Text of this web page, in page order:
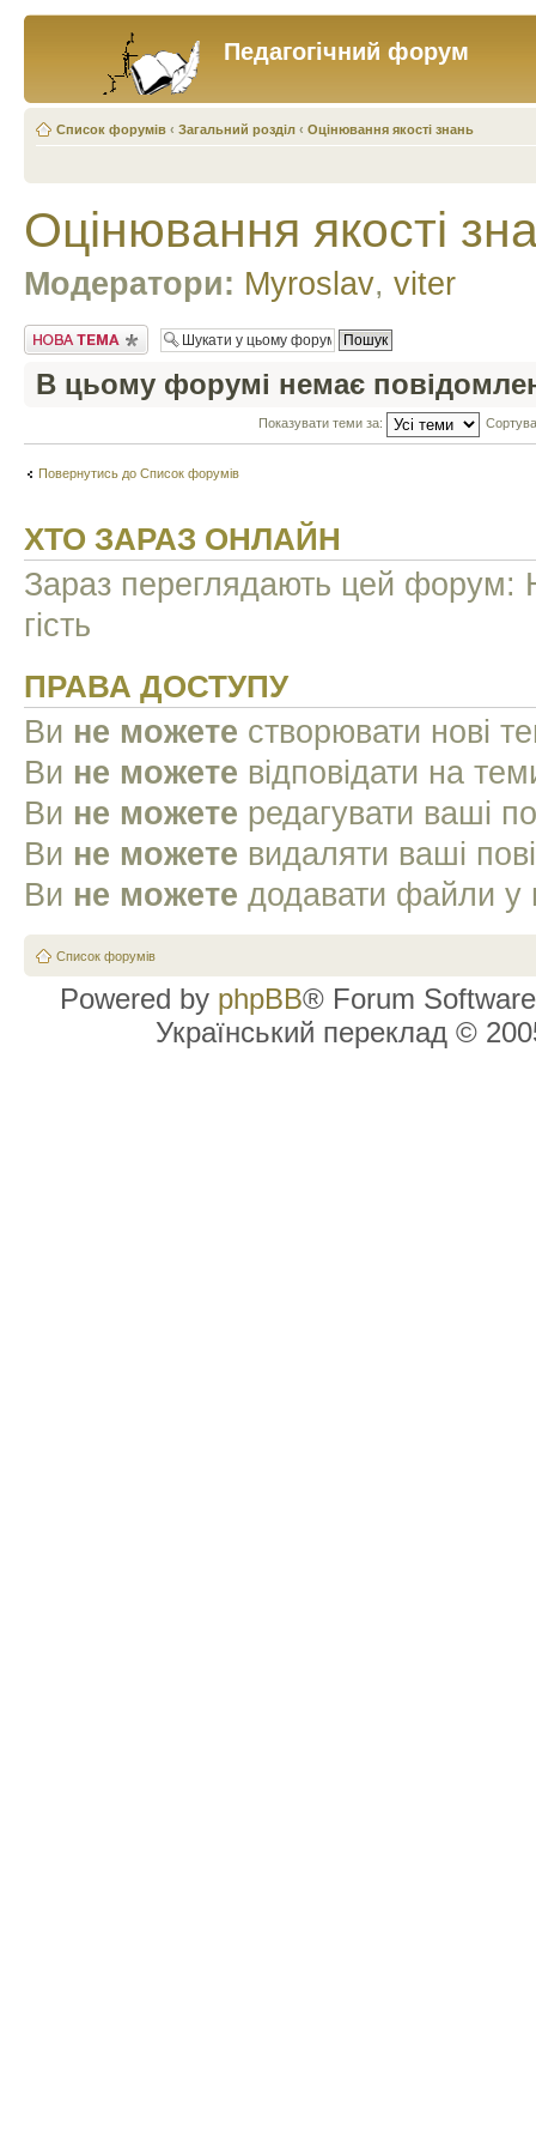
Педагогічний форум
Список форумів ‹ Загальний розділ ‹ Оцінювання якості знань
Оцінювання якості
Модератори: Myroslav, viter
Створити нову тему
В цьому форумі немає
Показувати теми за:
Повернутись до Список форумів
ХТО ЗАРАЗ ОНЛАЙН
Зараз переглядають цей форум:
гість
ПРАВА ДОСТУПУ
Ви не можете створювати нові
Ви не можете відповідати на
Ви не можете редагувати ваші
Ви не можете видаляти ваші
Ви не можете додавати файли у
Список форумів
Powered by phpBB® Forum
Український переклад ©